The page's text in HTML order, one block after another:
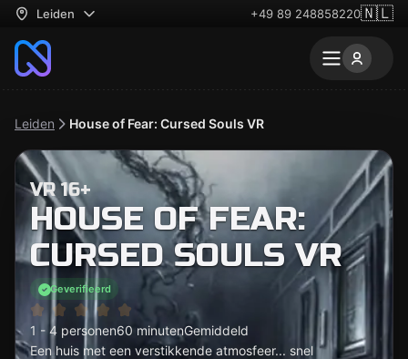
Leiden +49 89 248858220🇳🇱
Leiden House of Fear: Cursed Souls VR
VR 16+
HOUSE OF FEAR:
CURSED SOULS VR
Geverifieerd
1 - 4 personen60 minutenGemiddeld
Een huis met een verstikkende atmosfeer... snel